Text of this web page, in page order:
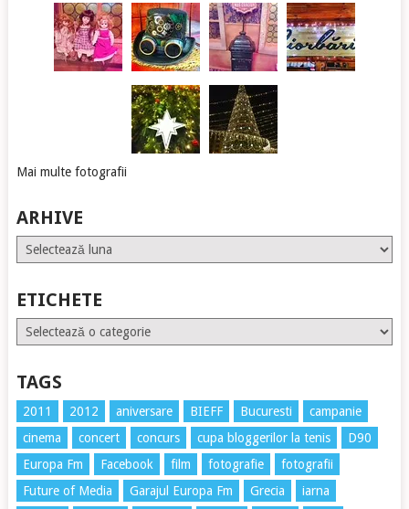
Mai multe fotografii
ARHIVE
Arhive
ETICHETE
Etichete
TAGS
2011 2012 aniversare BIEFF Bucuresti
campanie
cinema
concert concurs cupa bloggerilor la tenis
D90
Europa Fm
Facebook film fotografie
fotografii
Future of Media
Garajul Europa Fm Grecia
iarna